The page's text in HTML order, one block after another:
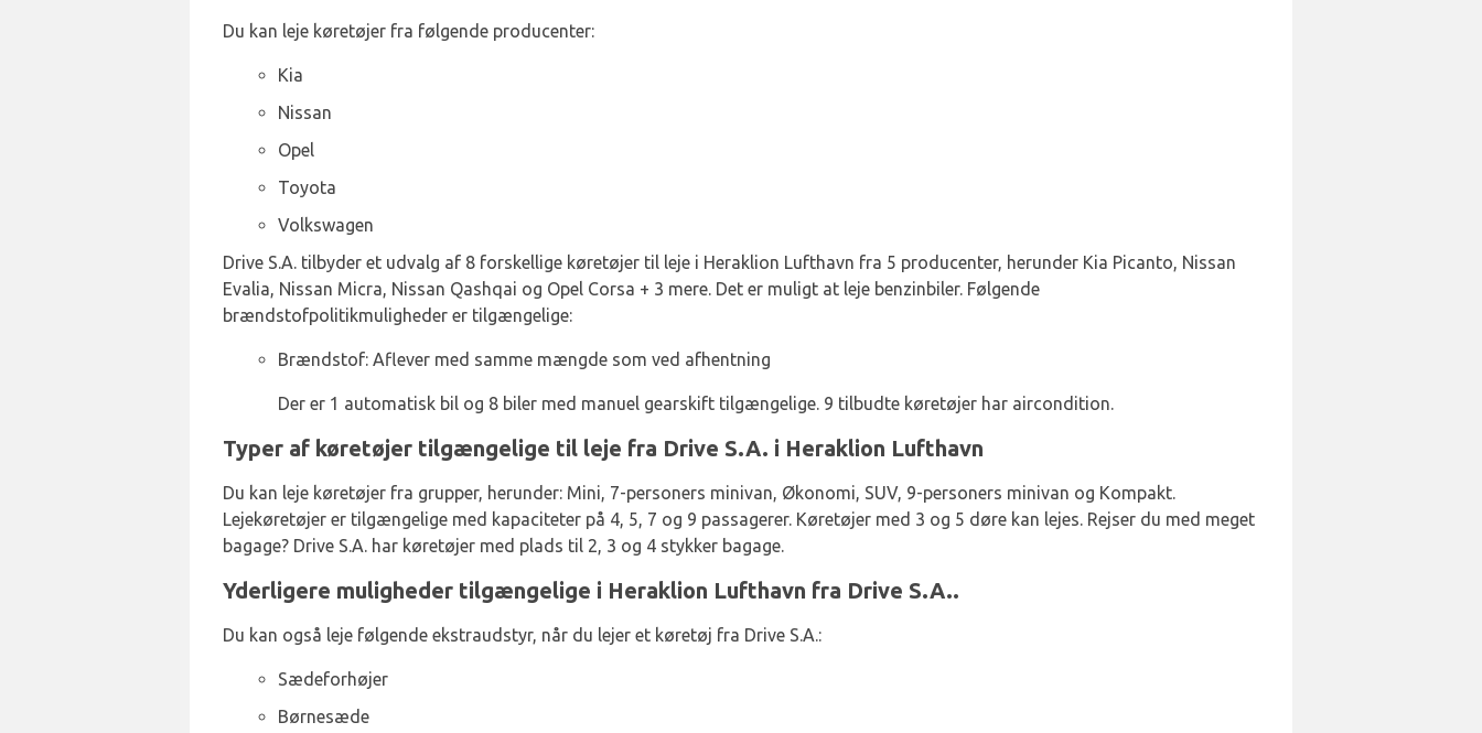
Du kan leje køretøjer fra følgende producenter:
Kia
Nissan
Opel
Toyota
Volkswagen
Drive S.A. tilbyder et udvalg af 8 forskellige køretøjer til leje i Heraklion Lufthavn fra 5 producenter, herunder Kia Picanto, Nissan
Evalia, Nissan Micra, Nissan Qashqai og Opel Corsa + 3 mere. Det er muligt at leje benzinbiler. Følgende
brændstofpolitikmuligheder er tilgængelige:
Brændstof: Aflever med samme mængde som ved afhentning
Der er 1 automatisk bil og 8 biler med manuel gearskift tilgængelige. 9 tilbudte køretøjer har aircondition.
Typer af køretøjer tilgængelige til leje fra Drive S.A. i Heraklion Lufthavn
Du kan leje køretøjer fra grupper, herunder: Mini, 7-personers minivan, Økonomi, SUV, 9-personers minivan og Kompakt.
Lejekøretøjer er tilgængelige med kapaciteter på 4, 5, 7 og 9 passagerer. Køretøjer med 3 og 5 døre kan lejes. Rejser du med meget
bagage? Drive S.A. har køretøjer med plads til 2, 3 og 4 stykker bagage.
Yderligere muligheder tilgængelige i Heraklion Lufthavn fra Drive S.A..
Du kan også leje følgende ekstraudstyr, når du lejer et køretøj fra Drive S.A.:
Sædeforhøjer
Børnesæde